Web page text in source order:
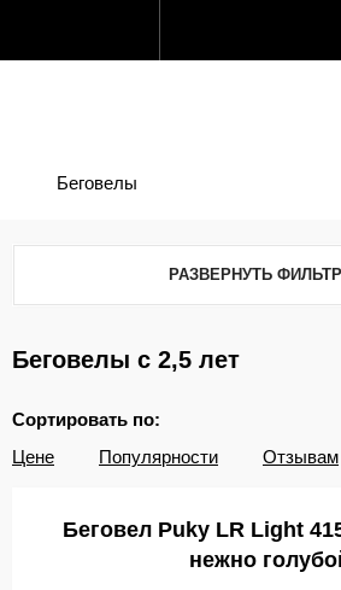
Беговелы
РАЗВЕРНУТЬ ФИЛЬТР
Беговелы с 2,5 лет
Сортировать по:
Цене
Популярности Отзывам
Беговел Puky LR Light
нежно